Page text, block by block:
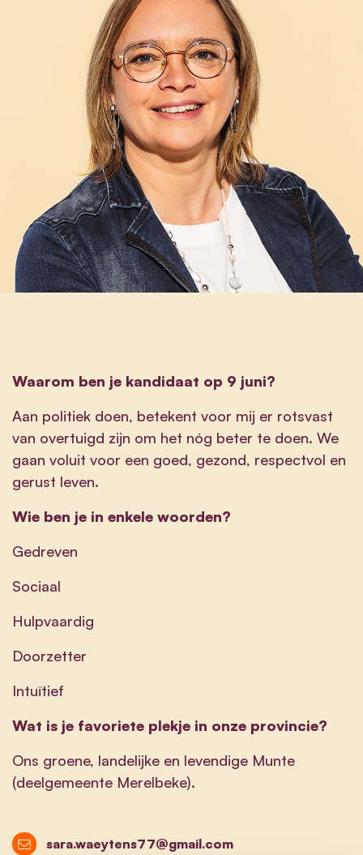
Waarom ben je kandidaat op 9 juni?
Aan politiek doen, betekent voor mij er rotsvast
van overtuigd zijn om het nóg beter te doen. We
gaan voluit voor een goed, gezond, respectvol en
gerust leven.
Wie ben je in enkele woorden?
Gedreven
Sociaal
Hulpvaardig
Doorzetter
Intuïtief
Wat is je favoriete plekje in onze provincie?
Ons groene, landelijke en levendige Munte
(deelgemeente Merelbeke).
sara.waeytens77@gmail.com